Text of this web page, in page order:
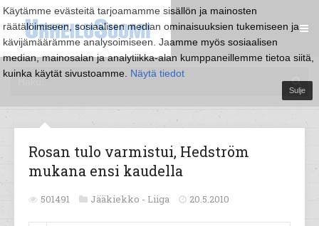
Käytämme evästeitä tarjoamamme sisällön ja mainosten
räätälöimiseen, sosiaalisen median ominaisuuksien tukemiseen ja
kävijämäärämme analysoimiseen. Jaamme myös sosiaalisen
median, mainosalan ja analytiikka-alan kumppaneillemme tietoa siitä,
kuinka käytät sivustoamme. Näytä tiedot
Sulje
Rosan tulo varmistui, Hedström
mukana ensi kaudella
501491 Jääkiekko - Liiga 20.5.2010